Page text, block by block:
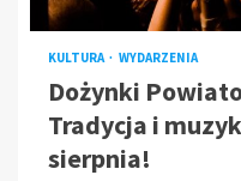
KULTURA WYDARZENIA
Dożynki
Tradycja i
sierpnia!